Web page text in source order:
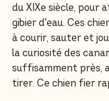
du XIXe siècle,
gibier d'eau. Ces
à courir, sauter et
la curiosité des
suffisamment près,
tirer. Ce chien fier